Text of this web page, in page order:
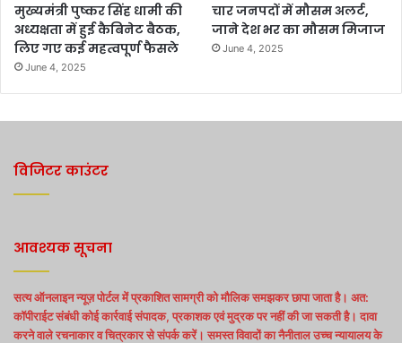
मुख्यमंत्री पुष्कर सिंह धामी की
अध्यक्षता में हुई कैबिनेट बैठक,
लिए गए कई महत्वपूर्ण फैसले
June 4, 2025
चार जनपदों में मौसम अलर्ट,
जाने देश भर का मौसम मिजाज
June 4, 2025
विजिटर काउंटर
आवश्यक सूचना
सत्य ऑनलाइन न्यूज़ पोर्टल में प्रकाशित सामग्री को मौलिक समझकर छापा जाता है। अत:
कॉपीराईट संबंधी कोई कार्रवाई संपादक, प्रकाशक एवं मुद्रक पर नहीं की जा सकती है। दावा
करने वाले रचनाकार व चित्रकार से संपर्क करें। समस्त विवादों का नैनीताल उच्च न्यायालय के